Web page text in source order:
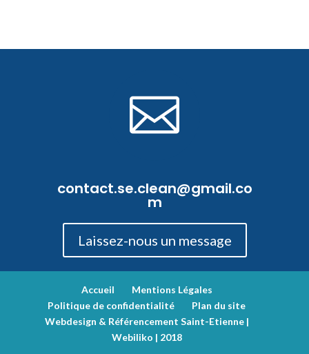

contact.se.clean@gmail.co
m
Laissez-nous un message
Accueil
Mentions Légales
Politique de confidentialité
Plan du site
Webdesign & Référencement Saint-Etienne |
Webiliko | 2018